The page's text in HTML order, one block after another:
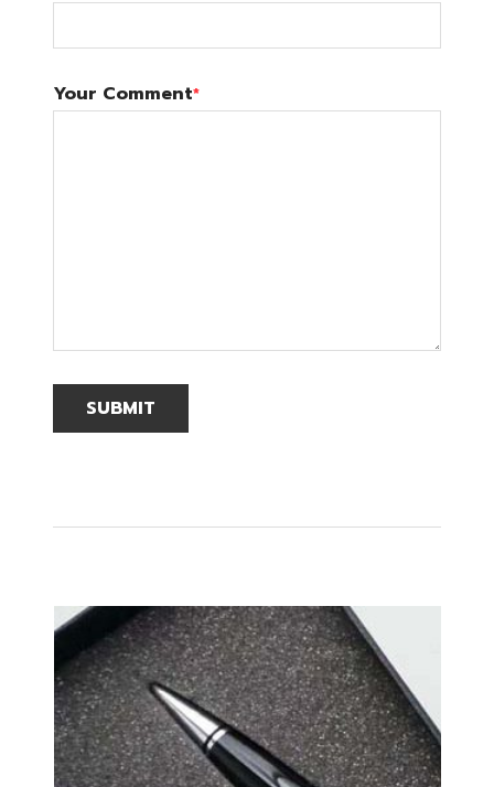
Your Comment*